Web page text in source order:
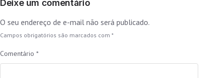
Deixe um comentário
O seu endereço de e-mail não será publicado.
Campos obrigatórios são marcados com *
Comentário *